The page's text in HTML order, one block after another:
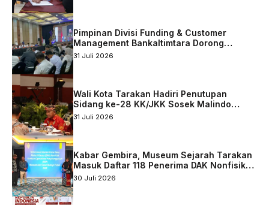
Pimpinan Divisi Funding & Customer
Management Bankaltimtara Dorong
Percepatan Digitalisasi Keuangan di Kota
31 Juli 2026
Wali Kota Tarakan Hadiri Penutupan
Sidang ke-28 KK/JKK Sosek Malindo
Tingkat Kaltara–Sabah
31 Juli 2026
Kabar Gembira, Museum Sejarah Tarakan
Masuk Daftar 118 Penerima DAK Nonfisik
2027
30 Juli 2026